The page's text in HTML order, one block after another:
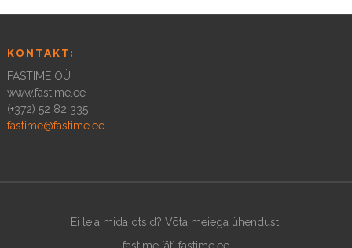
KONTAKT:
FASTIME OÜ
www.fastime.ee
(+372) 52 82 335
fastime@fastime.ee
Ei leia mida otsid? Võta meiega ühendust: